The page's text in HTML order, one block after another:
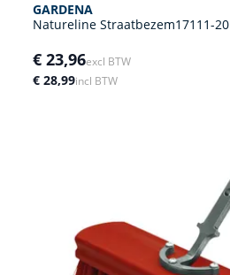
GARDENA
Natureline Straatbezem17111-20
€ 23,96excl BTW
€ 28,99incl BTW